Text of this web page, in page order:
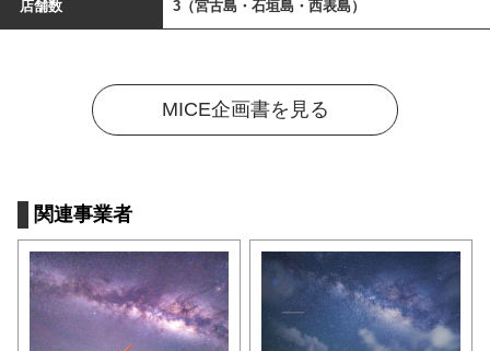
店舗数 3（宮古島・石垣島・西表島）
MICE企画書を見る
関連事業者